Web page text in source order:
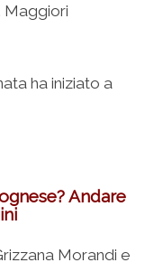
Maggiori
ha iniziato a
Andare
Morandi e